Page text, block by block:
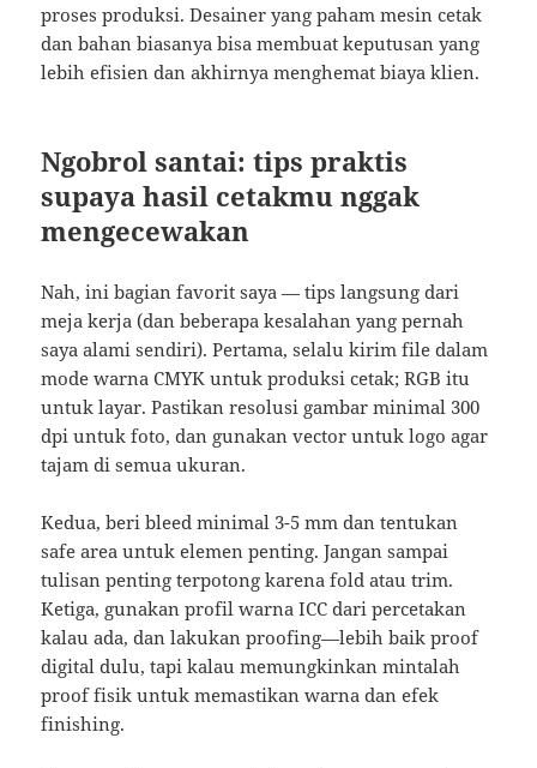
proses produksi. Desainer yang paham mesin cetak
dan bahan biasanya bisa membuat keputusan yang
lebih efisien dan akhirnya menghemat biaya klien.
Ngobrol santai: tips praktis
supaya hasil cetakmu nggak
mengecewakan
Nah, ini bagian favorit saya — tips langsung dari
meja kerja (dan beberapa kesalahan yang pernah
saya alami sendiri). Pertama, selalu kirim file dalam
mode warna CMYK untuk produksi cetak; RGB itu
untuk layar. Pastikan resolusi gambar minimal 300
dpi untuk foto, dan gunakan vector untuk logo agar
tajam di semua ukuran.
Kedua, beri bleed minimal 3-5 mm dan tentukan
safe area untuk elemen penting. Jangan sampai
tulisan penting terpotong karena fold atau trim.
Ketiga, gunakan profil warna ICC dari percetakan
kalau ada, dan lakukan proofing—lebih baik proof
digital dulu, tapi kalau memungkinkan mintalah
proof fisik untuk memastikan warna dan efek
finishing.